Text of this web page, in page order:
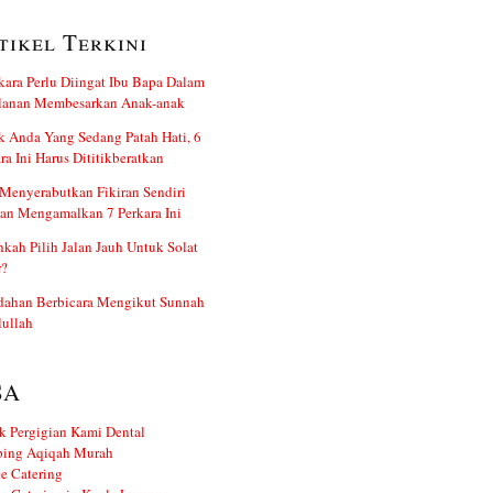
Terkini
Perlu Diingat Ibu Bapa Dalam
Membesarkan Anak-anak
Anda Yang Sedang Patah Hati, 6
Ini Harus Dititikberatkan
Fikiran Sendiri
Mengamalkan 7 Perkara Ini
Pilih Jalan Jauh Untuk Solat
Berbicara Mengikut Sunnah
Pergigian Kami Dental
Aqiqah Murah
Catering